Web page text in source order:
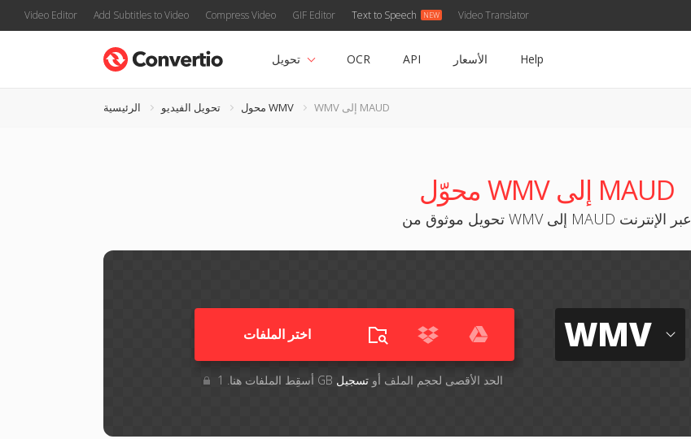
Video Editor Add Subtitles to Video Compress Video GIF Editor Text to Speech Video Translator
تحويل OCR API الأسعار Help
الرئيسية تحويل الفيديو محول WMV WMV إلى MAUD
محوّل WMV إلى MAUD
تحويل موثوق من WMV إلى MAUD عبر الإنترنت
اختر الملفات
أسقِط الملفات هنا. 1 GB الحد الأقصى لحجم الملف أوتسجيل
WMV